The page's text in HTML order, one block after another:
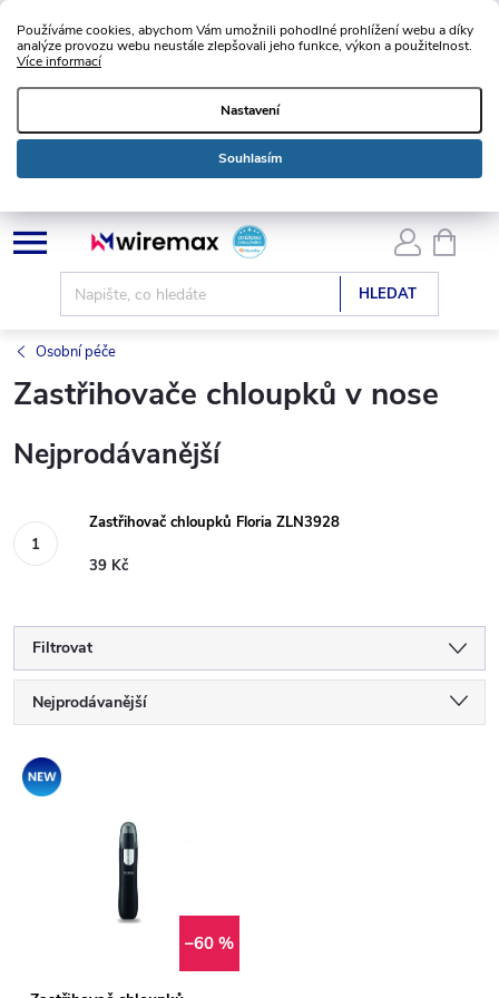
Používáme cookies, abychom Vám umožnili pohodlné prohlížení webu a díky
analýze provozu webu neustále zlepšovali jeho funkce, výkon a použitelnost.
Více informací
Nastavení
Souhlasím
Přejít
na
HLEDAT
KOŠÍK
Osobní péče
Zastřihovače chloupků v nose
Nejprodávanější
Zastřihovač chloupků Floria ZLN3928
39 Kč
Filtrovat
Ř
a
Nejprodávanější
Nejdražší
V
Novinka
–60 %